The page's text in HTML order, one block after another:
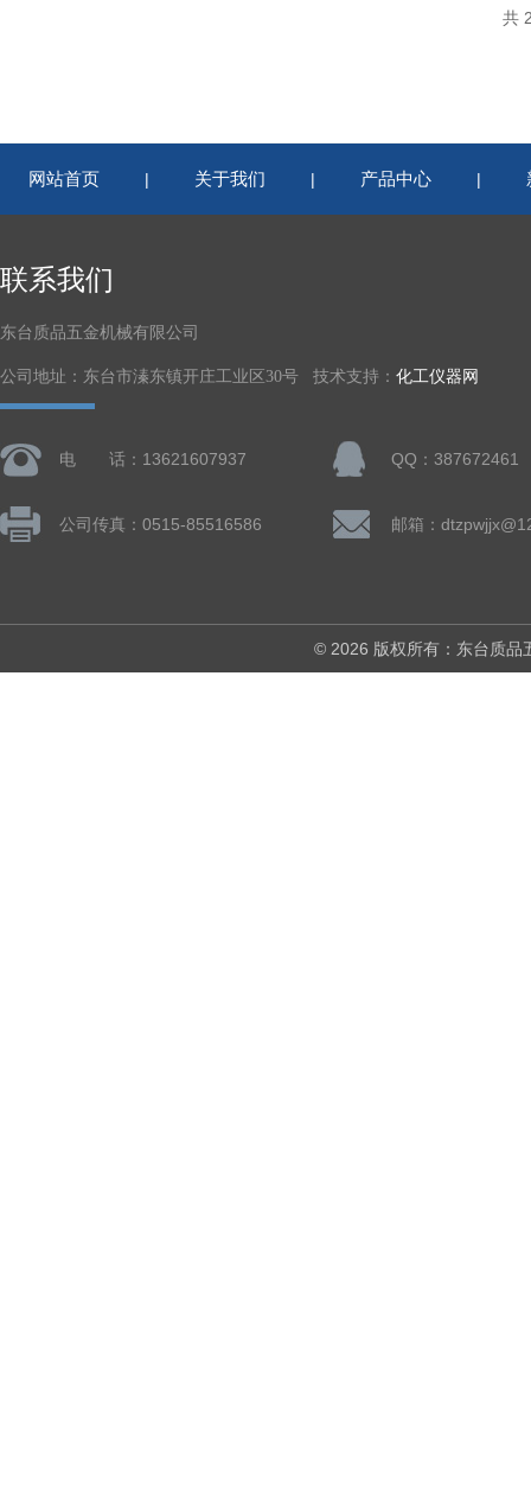
共
网站首页 | 关于我们 | 产品中心 |
联系我们
东台质品五金机械有限公司
公司地址：东台市溱东镇开庄工业区30号 技术支持： 化工仪器网
电 话：13621607937 QQ：387672461
公司传真：0515-85516586 邮箱：
© 2026 版权所有：东台质